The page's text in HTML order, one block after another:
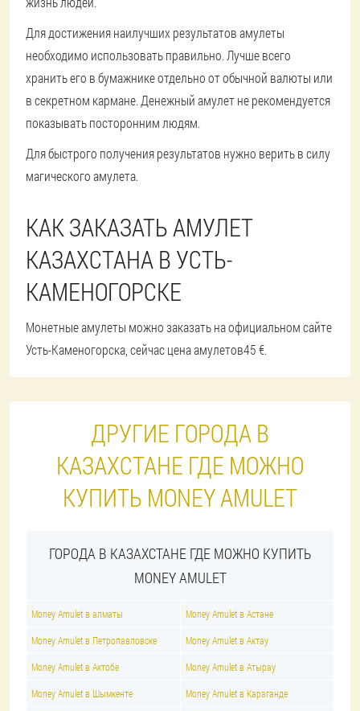
Для достижения наилучших результатов амулеты
необходимо использовать правильно. Лучше всего
хранить его в бумажнике отдельно от обычной валюты или
в секретном кармане. Денежный амулет не рекомендуется
показывать посторонним людям.
Для быстрого получения результатов нужно верить в силу
магического амулета.
КАК ЗАКАЗАТЬ АМУЛЕТ
КАЗАХСТАНА В УСТЬ-
КАМЕНОГОРСКЕ
Монетные амулеты можно заказать на официальном сайте
Усть-Каменогорска, сейчас цена амулетов45 €.
ДРУГИЕ ГОРОДА В
КАЗАХСТАНЕ ГДЕ МОЖНО
КУПИТЬ MONEY AMULET
ГОРОДА В КАЗАХСТАНЕ ГДЕ МОЖНО КУПИТЬ
MONEY AMULET
Money Amulet в алматы Money Amulet в Астане
Money Amulet в Петропавловске Money Amulet в Актау
Money Amulet в Актобе Money Amulet в Атырау
Money Amulet в Шымкенте Money Amulet в Караганде